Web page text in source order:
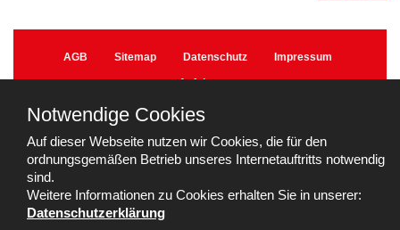
AGB Sitemap Datenschutz Impressum
Anfahrt
Fenster- & Türenstudio Teubner | Nessetalstraße 4 |
99817 Eisenach
| Fax.: 036920 80492 |
bauelemente[punkt]de
Notwendige Cookies
Auf dieser Webseite nutzen wir Cookies, die für den
ordnungsgemäßen Betrieb unseres Internetauftritts notwendig
sind.
Weitere Informationen zu Cookies erhalten Sie in unserer:
Datenschutzerklärung